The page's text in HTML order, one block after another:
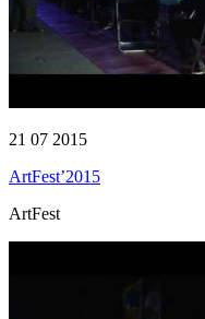
21 07 2015
ArtFest’2015
ArtFest